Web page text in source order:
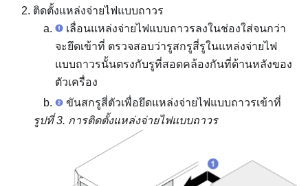
ติดตั้งแหล่งจ่ายไฟแบบถาวร
เลื่อนแหล่งจ่ายไฟแบบถาวรลงในช่องใส่จนกว่า
จะยึดเข้าที่ ตรวจสอบว่ารูสกรูสี่รูในแหล่งจ่ายไฟ
แบบถาวรนั้นตรงกับรูที่สอดคล้องกันที่ด้านหลังของ
ตัวเครื่อง
ขันสกรูสี่ตัวเพื่อยึดแหล่งจ่ายไฟแบบถาวรเข้าที่
รูปที่ 3. การติดตั้งแหล่งจ่ายไฟแบบถาวร